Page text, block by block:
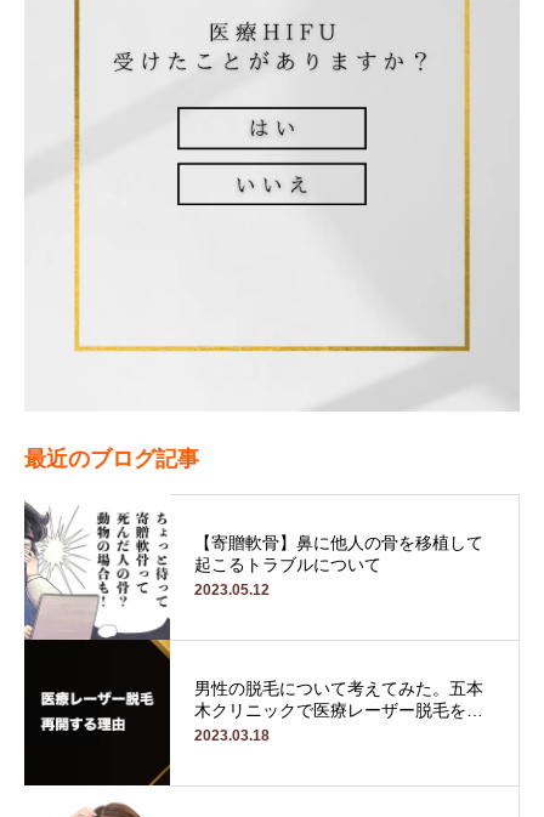
最近のブログ記事
【寄贈軟骨】鼻に他人の骨を移植して
起こるトラブルについて
2023.05.12
男性の脱毛について考えてみた。五本
木クリニックで医療レーザー脱毛を…
2023.03.18